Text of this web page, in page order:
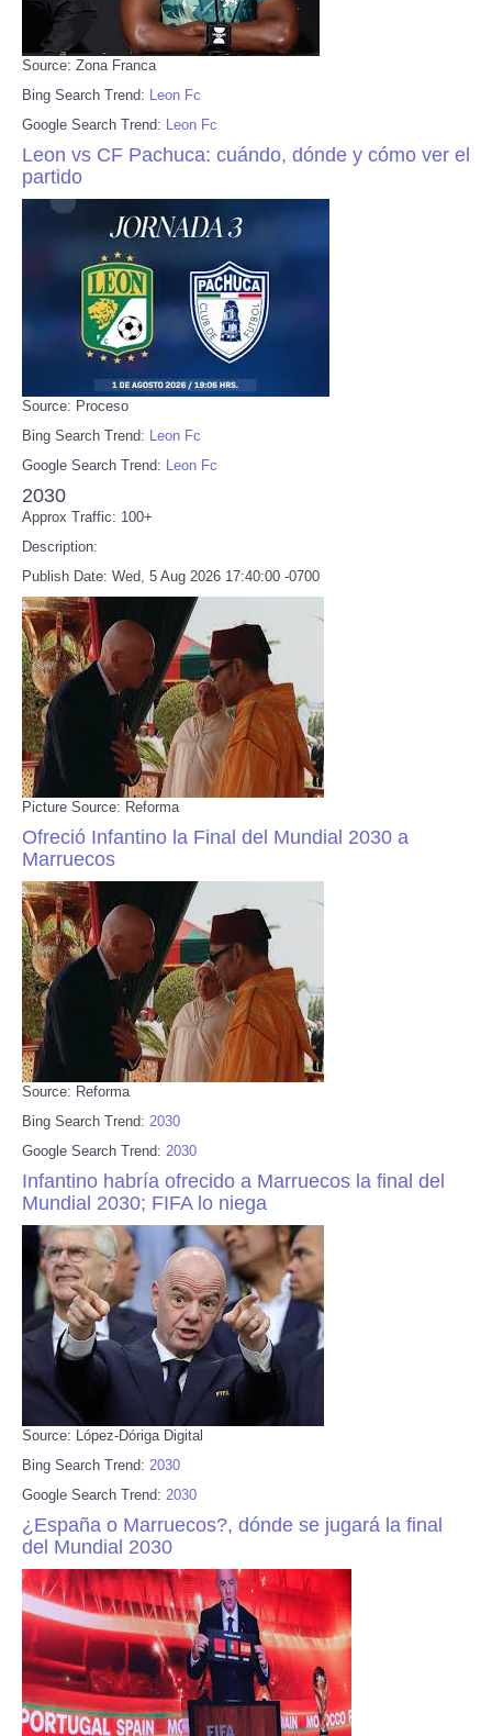
Source: Zona Franca
Bing Search Trend: Leon Fc
Google Search Trend: Leon Fc
Leon vs CF Pachuca: cuándo, dónde y cómo ver el
partido
Source: Proceso
Bing Search Trend: Leon Fc
Google Search Trend: Leon Fc
2030
Approx Traffic: 100+
Description:
Publish Date: Wed, 5 Aug 2026 17:40:00 -0700
Picture Source: Reforma
Ofreció Infantino la Final del Mundial 2030 a
Marruecos
Source: Reforma
Bing Search Trend: 2030
Google Search Trend: 2030
Infantino habría ofrecido a Marruecos la final del
Mundial 2030; FIFA lo niega
Source: López-Dóriga Digital
Bing Search Trend: 2030
Google Search Trend: 2030
¿España o Marruecos?, dónde se jugará la final
del Mundial 2030